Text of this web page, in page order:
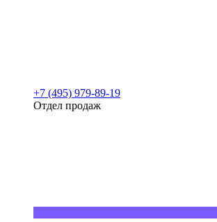
+7 (495) 979-89-19
Отдел продаж